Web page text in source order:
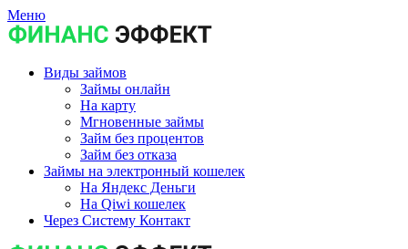
Меню
Виды займов
Займы онлайн
На карту
Мгновенные займы
Займ без процентов
Займ без отказа
Займы на электронный кошелек
На Яндекс Деньги
На Qiwi кошелек
Через Систему Контакт